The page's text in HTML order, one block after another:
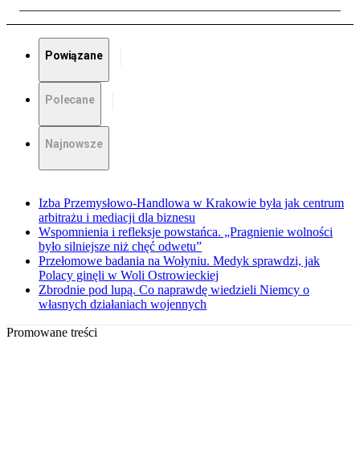
Powiązane
Polecane
Najnowsze
Izba Przemysłowo-Handlowa w Krakowie była jak centrum
arbitrażu i mediacji dla biznesu
Wspomnienia i refleksje powstańca. „Pragnienie wolności
było silniejsze niż chęć odwetu”
Przełomowe badania na Wołyniu. Medyk sprawdzi, jak
Polacy ginęli w Woli Ostrowieckiej
Zbrodnie pod lupą. Co naprawdę wiedzieli Niemcy o
własnych działaniach wojennych
Promowane treści